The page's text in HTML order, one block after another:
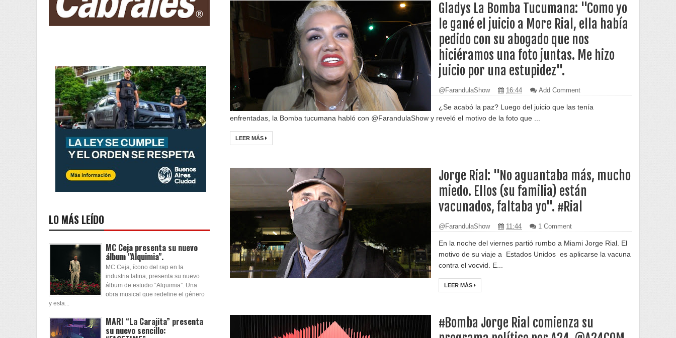
Gladys La Bomba Tucumana: "Como yo
le gané el juicio a More Rial, ella había
pedido con su abogado que nos
hiciéramos una foto juntas. Me hizo
juicio por una estupidez".
@FarandulaShow 16:44 Add Comment
¿Se acabó la paz? Luego del juicio que las tenía
enfrentadas, la Bomba tucumana habló con @FarandulaShow y reveló el motivo de la foto que ...
LEER MÁS
Jorge Rial: "No aguantaba más, mucho
miedo. Ellos (su familia) están
vacunados, faltaba yo". #Rial
@FarandulaShow 11:44 1 Comment
En la noche del viernes partió rumbo a Miami Jorge Rial. El
motivo de su viaje a Estados Unidos es aplicarse la vacuna
contra el vocvid. E...
LEER MÁS
#Bomba Jorge Rial comienza su
LO MÁS LEÍDO
MC Ceja presenta su nuevo
álbum "Alquimia".
MC Ceja, ícono del rap en la
industria latina, presenta su nuevo
álbum de estudio “Alquimia”. Una
obra musical que redefine el género
y esta...
MARI “La Carajita” presenta
su nuevo sencillo: